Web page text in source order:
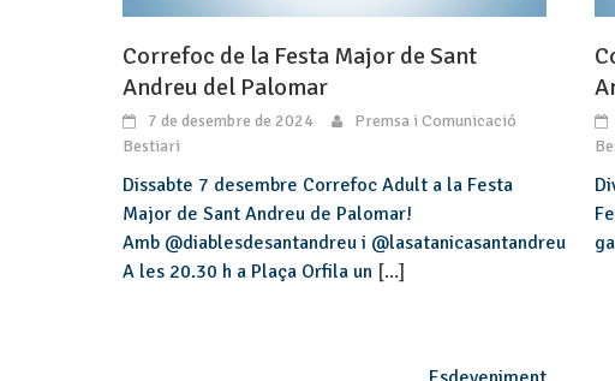
Correfoc de la Festa Major de Sant
Andreu del Palomar
7 de desembre de 2024
Premsa i Comunicació
Bestiari
Dissabte 7 desembre Correfoc Adult a la Festa
Major de Sant Andreu de Palomar!
Amb @diablesdesantandreu i @lasatanicasantandreu
A les 20.30 h a Plaça Orfila un [...]